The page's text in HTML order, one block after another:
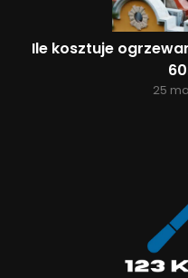
Ile kosztuje
25